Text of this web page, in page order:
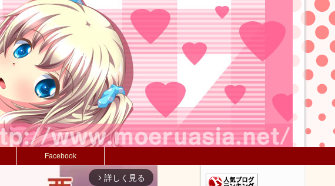
Facebook
arrow_forward_ios 詳しく見る